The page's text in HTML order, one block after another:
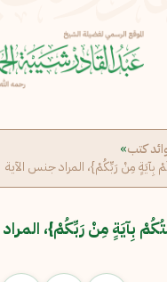
كتب»
بِآيَةٍ مِنْ رَبِّكُمْ}، المراد جنس الآية
بِآيَةٍ مِنْ رَبِّكُمْ}،
*